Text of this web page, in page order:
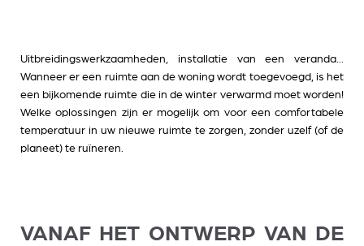
Uitbreidingswerkzaamheden, installatie van een veranda...
Wanneer er een ruimte aan de woning wordt toegevoegd, is het
een bijkomende ruimte die in de winter verwarmd moet worden!
Welke oplossingen zijn er mogelijk om voor een comfortabele
temperatuur in uw nieuwe ruimte te zorgen, zonder uzelf (of de
planeet) te ruïneren.
VANAF HET ONTWERP VAN DE